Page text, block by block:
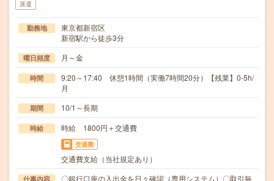
派遣
勤務地
東京都新宿区
新宿駅から徒歩3分
曜日頻度 月～金
時間
9:20～17:40 休憩1時間（実働7時間20分）【残業】0-5h/
月
期間 10/1～長期
時給 時給 1800円＋交通費
交通費
交通費支給（当社規定あり）
仕事内容
〇銀行口座の入出金を日々確認（専用システム）〇取引毎